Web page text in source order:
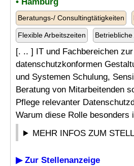
Beratungs-/ Consultingtätigkeiten
Flexible Arbeitszeiten
[. .. ] IT und Fachbereichen zur
datenschutzkonformen
und Systemen Schulung,
Beratung von Mitarbeitenden
Pflege relevanter
Warum diese Rolle besonders
MEHR INFOS ZUM
▶ Zur Stellenanzeige